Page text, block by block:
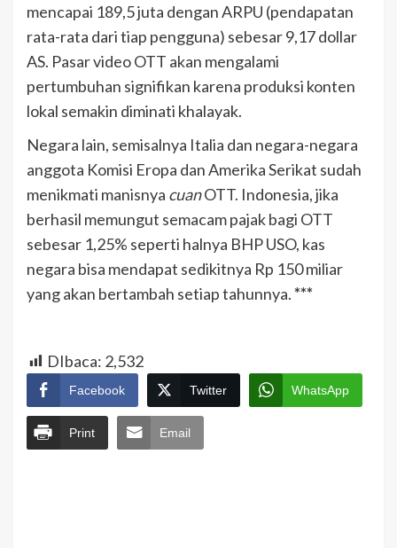
mencapai 189,5 juta dengan ARPU (pendapatan
rata-rata dari tiap pengguna) sebesar 9,17 dollar
AS. Pasar video OTT akan mengalami
pertumbuhan signifikan karena produksi konten
lokal semakin diminati khalayak.
Negara lain, semisalnya Italia dan negara-negara
anggota Komisi Eropa dan Amerika Serikat sudah
menikmati manisnya cuanOTT. Indonesia, jika
berhasil memungut semacam pajak bagi OTT
sebesar 1,25% seperti halnya BHP USO, kas
negara bisa mendapat sedikitnya Rp 150 miliar
yang akan bertambah setiap tahunnya.***
DIbaca: 2,532
Facebook Twitter WhatsApp
Print Email